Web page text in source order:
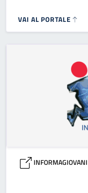
VAI AL PORTALE
INFORMAGIOVANI